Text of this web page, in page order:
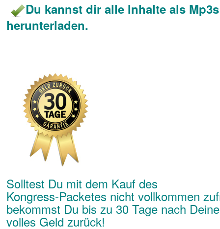
Du kannst dir alle Inhalte als Mp3s
herunterladen.
Solltest Du mit dem Kauf des
Kongress-Packetes nicht vollkommen
bekommst Du bis zu 30 Tage nach
volles Geld zurück!